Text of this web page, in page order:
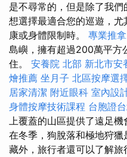
是不尋常的，但是除了我
想選擇最適合您的巡遊，
康或身體限制時。 專業推拿
島嶼，擁有超過200萬平方
住。 安養院 北部 新北市安
燴推薦 坐月子 北區按摩選
居家清潔 附近眼科 室內設
身體按摩技術課程 台胞證
上覆蓋的山區提供了遠足機
在冬季，狗脫落和極地狩
藏外，旅行者還可以了解